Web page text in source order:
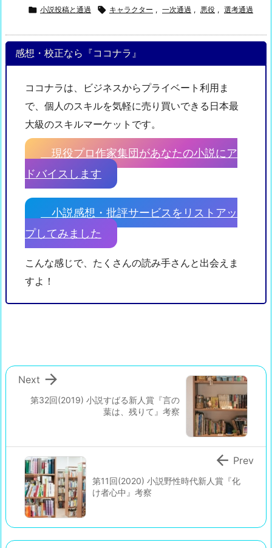
 小説投稿と通過  キャラクター , 一次通過 , 悪役 , 選考通過
感想・校正なら『ココナラ』
ココナラは、ビジネスからプライベート利用ま
で、個人のスキルを気軽に売り買いできる日本最
大級のスキルマーケットです。
現役プロ作家集団があなたの小説にア
ドバイスします
小説感想・批評サービスをリストアッ
プしてみました
こんな感じで、たくさんの読み手さんと出会えま
すよ！
第32回(2019) 小説すばる新人賞『言の
葉は、残りて』考察

Next
第11回(2020) 小説野性時代新人賞『化
け者心中』考察
 Prev